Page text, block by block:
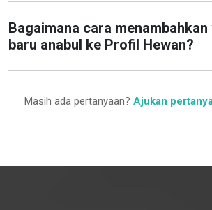
Bagaimana cara
baru anabul ke Profil Hewan?
Masih ada pertanyaan? Ajukan